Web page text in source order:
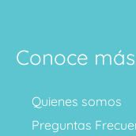
Conoce más
Quienes somos
Preguntas